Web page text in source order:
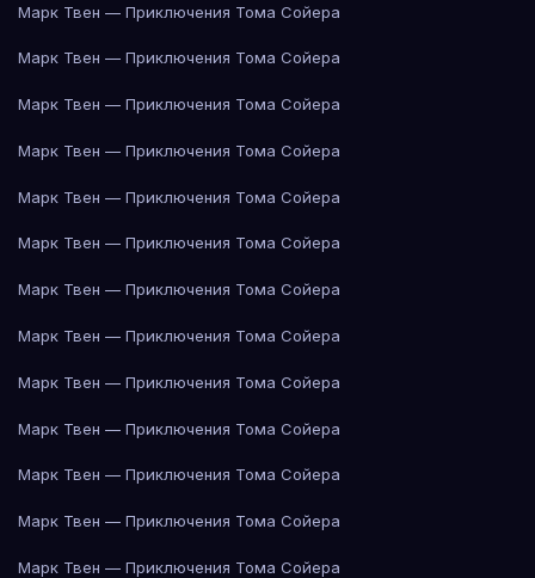
Марк Твен — Приключения Тома Сойера
Марк Твен — Приключения Тома Сойера
Марк Твен — Приключения Тома Сойера
Марк Твен — Приключения Тома Сойера
Марк Твен — Приключения Тома Сойера
Марк Твен — Приключения Тома Сойера
Марк Твен — Приключения Тома Сойера
Марк Твен — Приключения Тома Сойера
Марк Твен — Приключения Тома Сойера
Марк Твен — Приключения Тома Сойера
Марк Твен — Приключения Тома Сойера
Марк Твен — Приключения Тома Сойера
Марк Твен — Приключения Тома Сойера